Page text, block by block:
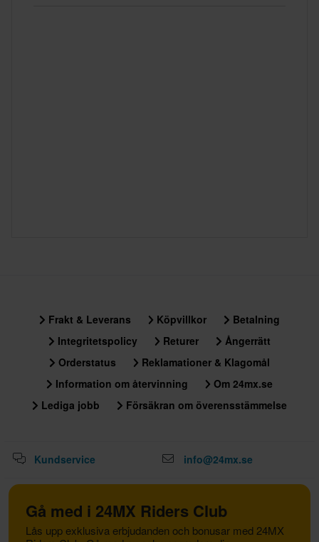
Frakt & Leverans Köpvillkor
Betalning
Integritetspolicy
Returer
Ångerrätt
Orderstatus
Reklamationer & Klagomål
Information om återvinning
Om 24mx.se
Lediga jobb
Försäkran om överensstämmelse
Kundservice info@24mx.se
Gå med i 24MX Riders Club
Lås upp exklusiva erbjudanden och bonusar med 24MX